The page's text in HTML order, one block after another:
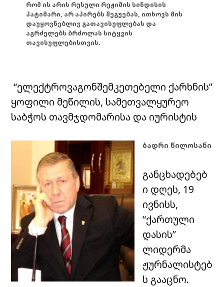
რომ ის არის რუსული რეჟიმის სინდისის
პატიმარი, არ აპირებს შეგუებას, ითხოვს მის
დაუყოვნებლივ გათავისუფლებას და
აგრძელებს ბრძოლას სიტყვის
თავისუფლებისთვის.
“ელექტროვაგონშემკეთებელი ქარხნის”
ყოფილი მეწილის, სამეთვალყურეო
საბჭოს თავმჯდომარისა და იურისტის
ბადრი წილოსანი
განცხადებებ
ი დღეს, 19
ივნისს,
“ქართული
დასის”
ლიდერმა
ჟურნალისტებ
ს გააცნო.